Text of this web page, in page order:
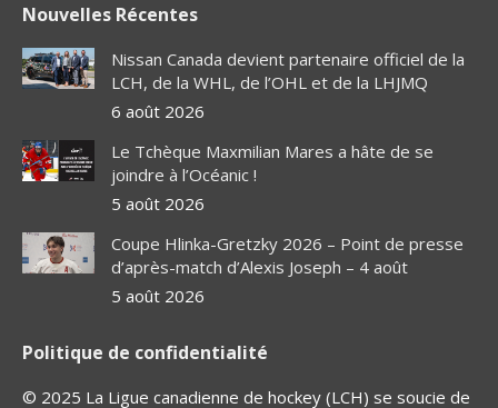
opens
in
new
opens
in
new
window
opens
in
new
window
opens
in
new
window
Nouvelles Récentes
Nissan Canada devient partenaire officiel de la
LCH, de la WHL, de l’OHL et de la LHJMQ
6 août 2026
Le Tchèque Maxmilian Mares a hâte de se
joindre à l’Océanic !
5 août 2026
Coupe Hlinka-Gretzky 2026 – Point de presse
d’après-match d’Alexis Joseph – 4 août
5 août 2026
Politique de confidentialité
© 2025 La Ligue canadienne de hockey (LCH) se soucie de